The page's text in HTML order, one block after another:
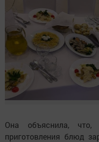
Она объяснила, что,
приготовления блюд